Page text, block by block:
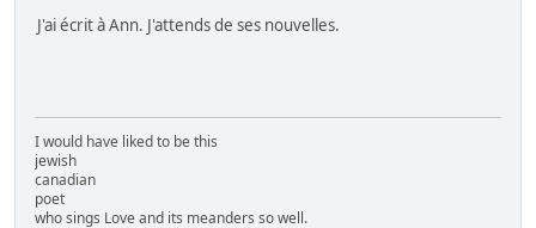
J'ai écrit à Ann. J'attends de ses nouvelles.
I would have liked to be this
jewish
canadian
poet
who sings Love and its meanders so well.